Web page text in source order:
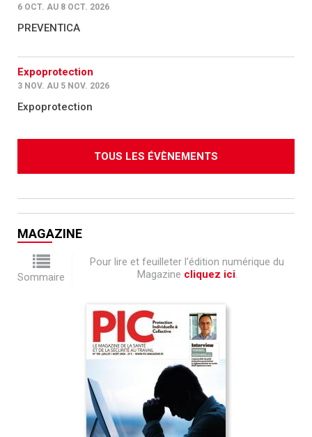
6 OCT. AU 8 OCT. 2026
PREVENTICA
Expoprotection
3 NOV. AU 5 NOV. 2026
Expoprotection
TOUS LES ÉVÈNEMENTS
MAGAZINE
Sommaire
Pour lire et feuilleter l'édition numérique du
Magazine cliquez ici.